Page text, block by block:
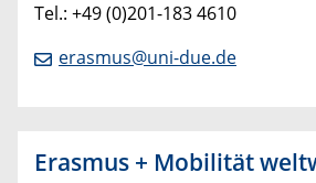
Tel.: +49 (0)201-183 4610
erasmus@uni-due.de
Erasmus + Mobilität